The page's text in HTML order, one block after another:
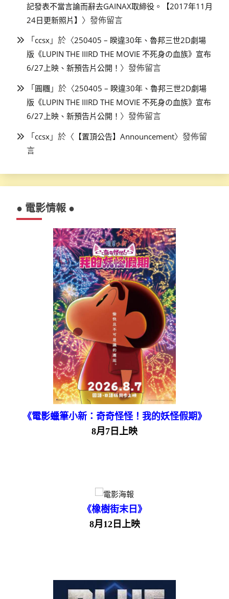
記發表不當言論而辭去GAINAX取締役。【2017年11月
24日更新照片】 〉發佈留言
「ccsx 」於〈250405 – 睽違30年、魯邦三世2D劇場
版《LUPIN THE IIIRD THE MOVIE 不死身の血族》宣布
6/27上映、新預告片公開！ 〉發佈留言
「圓糰 」於〈250405 – 睽違30年、魯邦三世2D劇場
版《LUPIN THE IIIRD THE MOVIE 不死身の血族》宣布
6/27上映、新預告片公開！ 〉發佈留言
「ccsx 」於〈 【置頂公告】Announcement〉發佈留
言
● 電影情報 ●
《電影蠟筆小新：奇奇怪怪！我的妖怪假期》
8月7日上映
《橡樹街末日》
8月12日上映